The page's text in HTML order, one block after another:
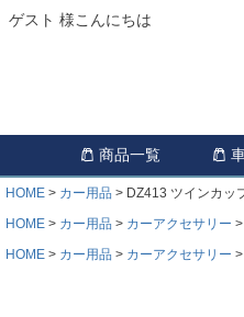
ゲスト 様こんにちは
商品一覧
HOME カー用品
DZ413 ツインカッ
HOME
カー用品 カーアクセサリー
HOME
カー用品 カーアクセサリー